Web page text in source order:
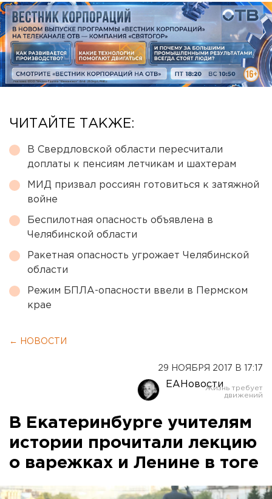
ЧИТАЙТЕ ТАКЖЕ:
В Свердловской области пересчитали
доплаты к пенсиям летчикам и шахтерам
МИД призвал россиян готовиться к затяжной
войне
Беспилотная опасность объявлена в
Челябинской области
Ракетная опасность угрожает Челябинской
области
Режим БПЛА-опасности ввели в Пермском
крае
← НОВОСТИ
29 НОЯБРЯ 2017 В 17:17
ЕАНовости
В Екатеринбурге учителям
истории прочитали лекцию
о варежках и Ленине в тоге